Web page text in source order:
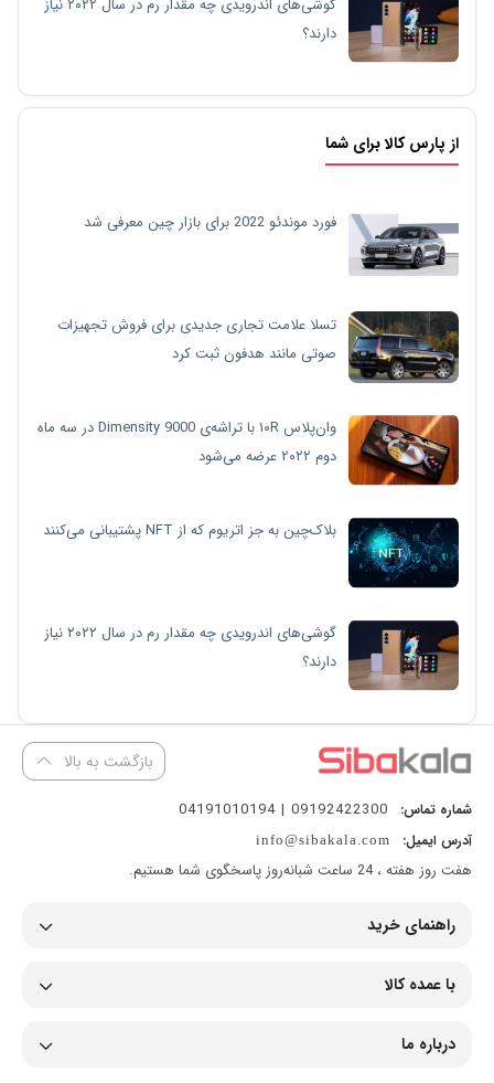
گوشی‌های اندرویدی چه مقدار رم در سال ۲۰۲۲ نیاز
دارند؟
از پارس کالا برای شما
فورد موندئو 2022 برای بازار چین معرفی شد
تسلا علامت تجاری جدیدی برای فروش تجهیزات
صوتی مانند هدفون ثبت کرد
وان‌پلاس ۱۰R با تراشه‌ی Dimensity 9000 در سه ماه
دوم ۲۰۲۲ عرضه می‌شود
بلاک‌چین به جز اتریوم که از NFT پشتیبانی می‌کنند
گوشی‌های اندرویدی چه مقدار رم در سال ۲۰۲۲ نیاز
دارند؟
بازگشت به بالا
شماره تماس: 09192422300 | 04191010194
آدرس ایمیل: info@sibakala.com
هفت روز هفته ، 24 ساعت شبانه‌روز پاسخگوی شما هستیم.
راهنمای خرید
با عمده کالا
درباره ما